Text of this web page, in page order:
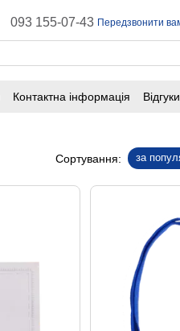
093 155-07-43 Передзвонити
Контактна інформація
Сортування: за